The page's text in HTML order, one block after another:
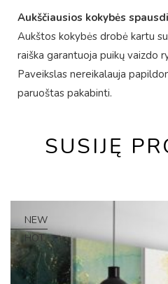
Aukščiausios kokybės
Aukštos kokybės drobė kartu
raiška garantuoja puikų vaizdo
Paveikslas nereikalauja
paruoštas pakabinti.
SUSIJĘ